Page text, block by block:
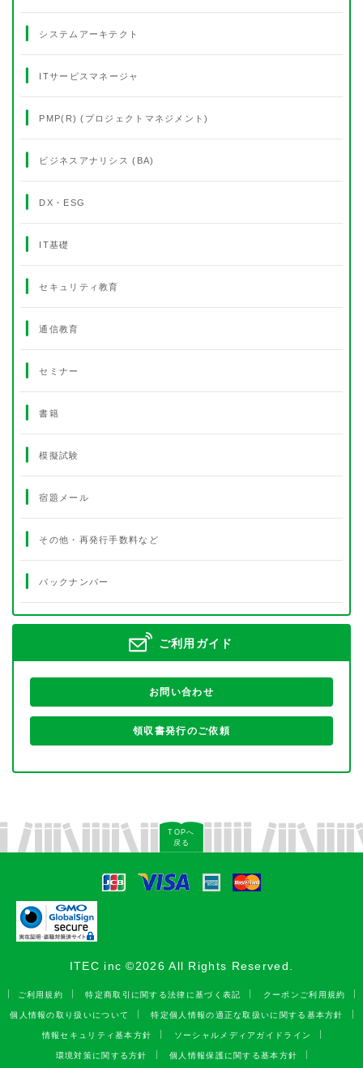
システムアーキテクト
ITサービスマネージャ
PMP(R) (プロジェクトマネジメント)
ビジネスアナリシス (BA)
DX・ESG
IT基礎
セキュリティ教育
通信教育
セミナー
書籍
模擬試験
宿題メール
その他・再発行手数料など
バックナンバー
ご利用ガイド
お問い合わせ
領収書発行のご依頼
TOPへ
戻る
ITEC inc ©2026 All Rights Reserved.
ご利用規約 特定商取引に関する法律に基づく表記 クーポンご利用規約
個人情報の取り扱いについて 特定個人情報の適正な取扱いに関する基本方針
情報セキュリティ基本方針 ソーシャルメディアガイドライン
環境対策に関する方針 個人情報保護に関する基本方針